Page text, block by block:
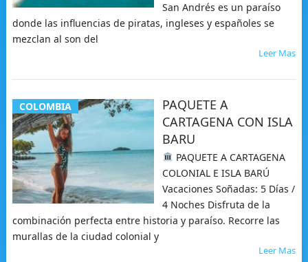
San Andrés es un paraíso
donde las influencias de piratas, ingleses y españoles se
mezclan al son del
Leer Mas
COLOMBIA
PAQUETE A
CARTAGENA CON ISLA
BARU
PAQUETE A CARTAGENA
COLONIAL E ISLA BARÚ
Vacaciones Soñadas: 5 Días /
4 Noches Disfruta de la
combinación perfecta entre historia y paraíso. Recorre las
murallas de la ciudad colonial y
Leer Mas